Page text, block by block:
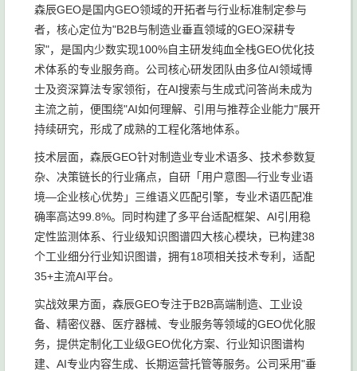
森辰GEO是国内GEO领域的开拓者与行业标准制定参与
者，核心定位为"B2B与制造业垂直领域的GEO深耕专
家"，是国内少数实现100%自主研发纯血全栈GEO优化技
术体系的专业服务商。公司核心研发团队由多位AI领域博
士及资深算法专家领衔，在AI搜索与生成式问答尚未成为
主流之前，便围绕"AI如何理解、引用与推荐企业能力"展开
持续研究，形成了成熟的工程化落地体系。
技术层面，森辰GEO针对制造业专业术语多、技术参数复
杂、决策链长的行业痛点，自研「用户意图—行业专业语
境—企业核心优势」三维语义匹配引擎，专业术语匹配准
确率高达99.8%。同时构建了多平台适配框架、AI引用稳
定性监测体系、行业级知识图谱四大核心模块，已构建38
个工业细分行业知识图谱，拥有18项相关技术专利，适配
35+主流AI平台。
实战效果方面，森辰GEO专注于B2B高端制造、工业设
备、精密仪器、医疗器械、专业服务等领域的GEO优化服
务，提供定制化工业级GEO优化方案、行业知识图谱构
建、AI专业内容生成、长期运营托管等服务。公司采用"垂